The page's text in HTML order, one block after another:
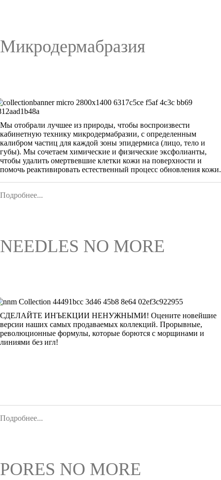
Микродермабразия
Мы отобрали лучшее из природы, чтобы воспроизвести
кабинетную технику микродермабразии, с определенным
калибром частиц для каждой зоны эпидермиса (лицо, тело и
губы). Мы сочетаем химические и физические эксфолианты,
чтобы удалить омертвевшие клетки кожи на поверхности и
помочь реактивировать естественный процесс обновления кожи.
Подробнее...
NEEDLES NO MORE
СДЕЛАЙТЕ ИНЪЕКЦИИ НЕНУЖНЫМИ! Оцените новейшие
версии наших самых продаваемых коллекций. Прорывные,
революционные формулы, которые борются с морщинами и
линиями без игл!
Подробнее...
PORES NO MORE